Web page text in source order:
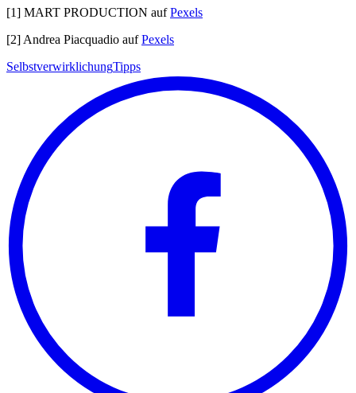
[1] MART PRODUCTION aufPexels
[2] Andrea Piacquadio aufPexels
SelbstverwirklichungTipps